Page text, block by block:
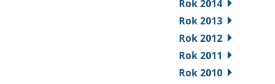
Rok 2014
Rok 2013
Rok 2012
Rok 2011
Rok 2010